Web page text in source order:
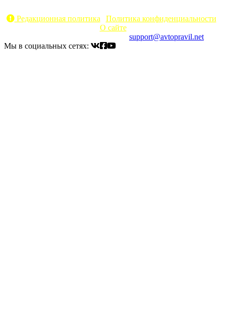
Редакционная политика
Политика конфиденциальности
О сайте
support@avtopravil.net
Мы в социальных сетях: